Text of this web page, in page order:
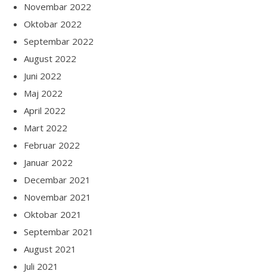
Novembar 2022
Oktobar 2022
Septembar 2022
August 2022
Juni 2022
Maj 2022
April 2022
Mart 2022
Februar 2022
Januar 2022
Decembar 2021
Novembar 2021
Oktobar 2021
Septembar 2021
August 2021
Juli 2021